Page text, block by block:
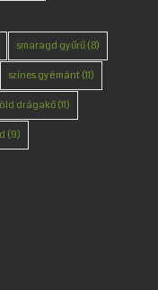
smaragd gyűrű(8)
színes gyémánt (11)
drágakő(11)
(9)